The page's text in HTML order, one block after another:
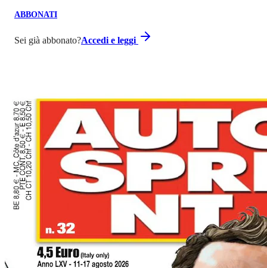
ABBONATI
Sei già abbonato?Accedi e leggi